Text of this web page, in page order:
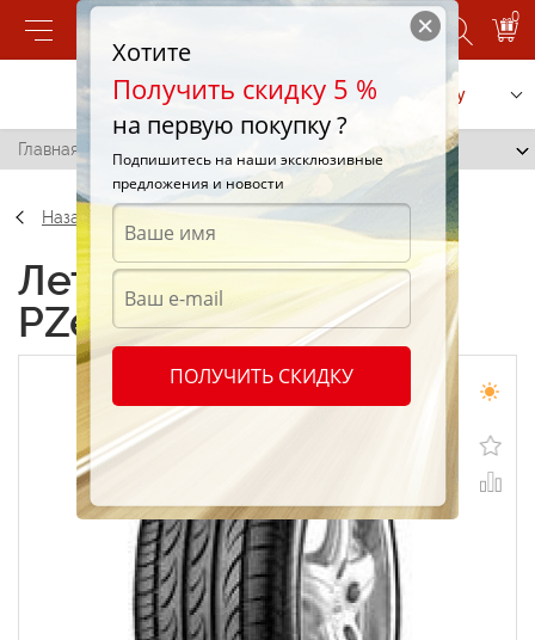
0
Позвонить Заказать услугу
Главная /
Назад
Летние шины Pirelli
PZero 275/35 R19 96P
Хотите
Получить скидку 5 %
на первую покупку ?
Подпишитесь на наши эксклюзивные
предложения и новости
ПОЛУЧИТЬ СКИДКУ